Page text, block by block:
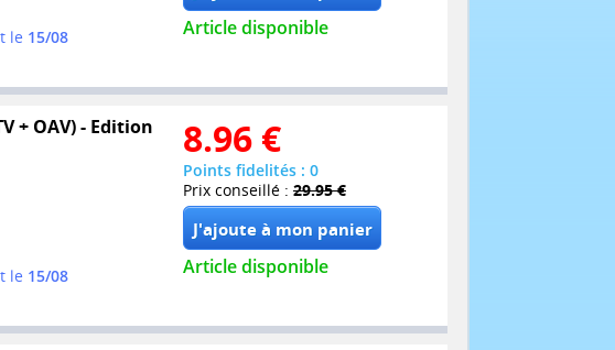
le 15/08
Article disponible
+ OAV) - Edition
le 15/08
8.96 €
Points fidelités : 0
Prix conseillé : 29.95 €
Article disponible